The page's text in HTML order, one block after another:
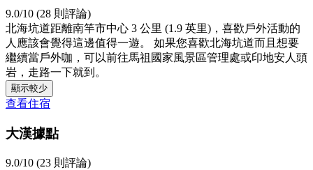
9.0/10 (28 則評論)
北海坑道距離南竿市中心 3 公里 (1.9 英里)，喜歡戶外活動的
人應該會覺得這邊值得一遊。 如果您喜歡北海坑道而且想要
繼續當戶外咖，可以前往馬祖國家風景區管理處或印地安人頭
岩，走路一下就到。
顯示較少
查看住宿
大漢據點
9.0/10 (23 則評論)